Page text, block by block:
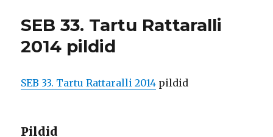
SEB 33. Tartu Rattaralli
2014 pildid
SEB 33. Tartu Rattaralli 2014 pildid
Pildid